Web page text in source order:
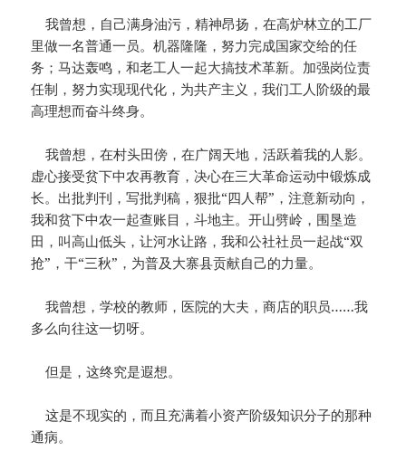
我曾想，自己满身油污，精神昂扬，在高炉林立的工厂
里做一名普通一员。机器隆隆，努力完成国家交给的任
务；马达轰鸣，和老工人一起大搞技术革新。加强岗位责
任制，努力实现现代化，为共产主义，我们工人阶级的最
高理想而奋斗终身。
我曾想，在村头田傍，在广阔天地，活跃着我的人影。
虚心接受贫下中农再教育，决心在三大革命运动中锻炼成
长。出批判刊，写批判稿，狠批“四人帮”，注意新动向，
我和贫下中农一起查账目，斗地主。开山劈岭，围垦造
田，叫高山低头，让河水让路，我和公社社员一起战“双
抢”，干“三秋”，为普及大寨县贡献自己的力量。
我曾想，学校的教师，医院的大夫，商店的职员……我
多么向往这一切呀。
但是，这终究是遐想。
这是不现实的，而且充满着小资产阶级知识分子的那种
通病。